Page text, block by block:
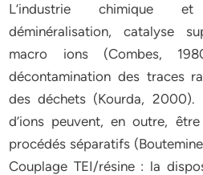
L’industrie chimique
déminéralisation, catalyse
macro ions (Combes,
décontamination des traces
des déchets (Kourda, 2000).
d’ions peuvent, en outre,
procédés séparatifs
Couplage TEI/résine : la